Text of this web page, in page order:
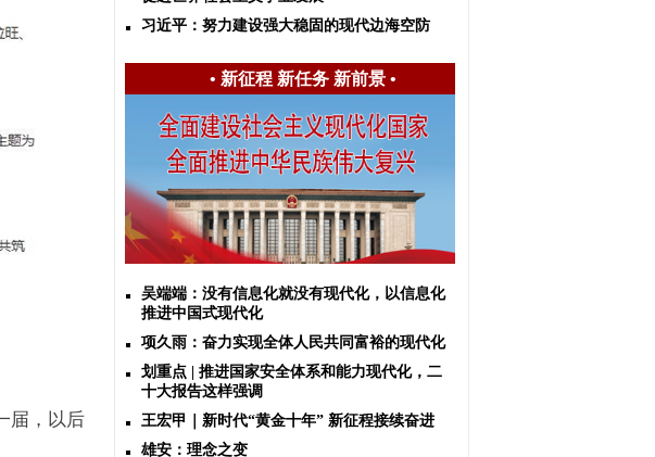
届，以后
习近平：努力建设强大稳固的现代边海空防
• 新征程 新任务 新前景•
吴端端：没有信息化就没有现代化，以信息化
推进中国式现代化
项久雨：奋力实现全体人民共同富裕的现代化
划重点 | 推进国家安全体系和能力现代化，二
十大报告这样强调
王宏甲｜新时代“黄金十年” 新征程接续奋进
雄安：理念之变